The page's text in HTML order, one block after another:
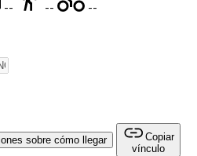
-- -- --
sobre cómo llegar
Copiar
vínculo